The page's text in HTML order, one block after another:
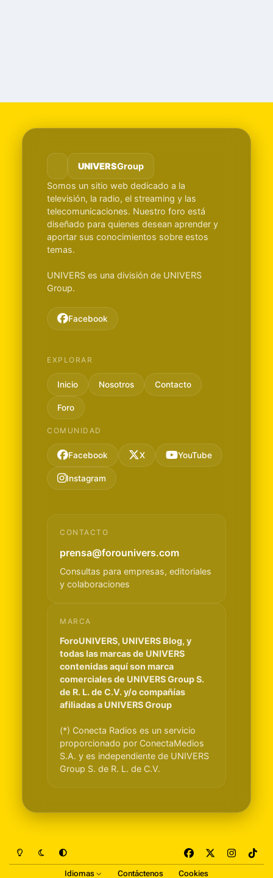
UNIVERSGroup
Somos un sitio web dedicado a la
televisión, la radio, el streaming y las
telecomunicaciones. Nuestro foro está
diseñado para quienes desean aprender y
aportar sus conocimientos sobre estos
temas.
UNIVERS es una división de UNIVERS
Group.
Facebook
EXPLORAR
Inicio Nosotros Contacto
Foro
COMUNIDAD
Facebook X YouTube
Instagram
CONTACTO
prensa@forounivers.com
Consultas para empresas, editoriales
y colaboraciones
MARCA
ForoUNIVERS, UNIVERS Blog, y
todas las marcas de UNIVERS
contenidas aquí son marca
comerciales de UNIVERS Group S.
de R. L. de C.V. y/o compañías
afiliadas a UNIVERS Group
(*) Conecta Radios es un servicio
proporcionado por ConectaMedios
S.A. y es independiente de UNIVERS
Group S. de R. L. de C.V.
Light ModeDark ModeSystem Preference
a
n
i
Idiomas Contáctenos Cookies